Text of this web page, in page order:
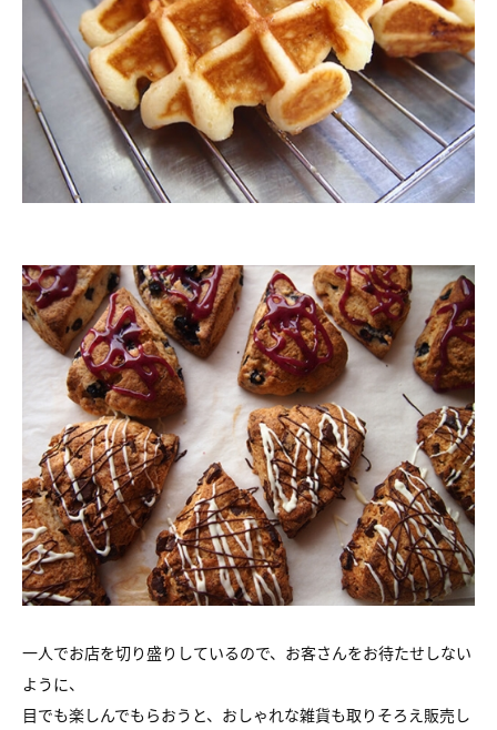
一人でお店を切り盛りしているので、お客さんをお待たせしない
ように、
目でも楽しんでもらおうと、おしゃれな雑貨も取りそろえ販売し